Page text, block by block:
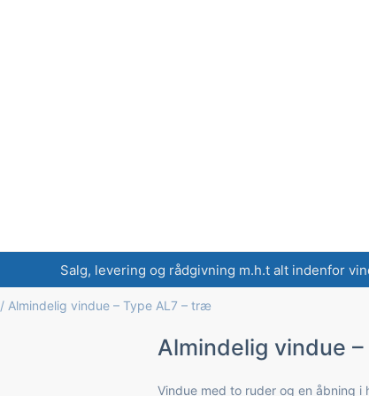
Salg, levering og rådgivning m.h.t alt indenfor
/ Almindelig vindue – Type AL7 – træ
Almindelig vindue
Vindue med to ruder og en åbning i